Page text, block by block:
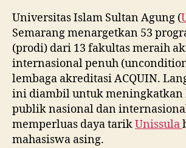
Universitas Islam Sultan Agung (
Semarang menargetkan 53
(prodi) dari 13 fakultas meraih
internasional penuh
lembaga akreditasi ACQUIN.
ini diambil untuk meningkatkan
publik nasional dan
memperluas daya tarikUnissula
mahasiswa asing.